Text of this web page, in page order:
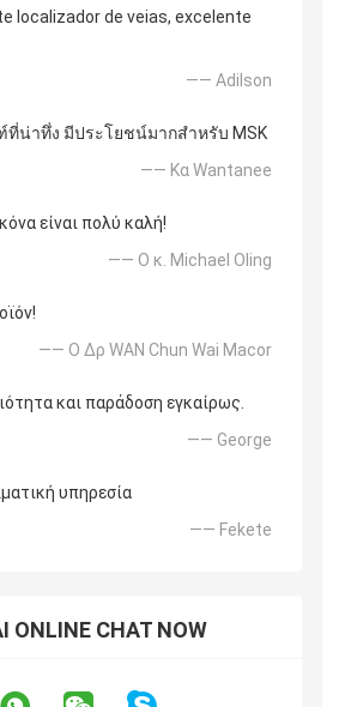
localizador de veias, excelente
—— Adilson
น่าทึ่ง มีประโยชน์มากสำหรับ MSK
—— Κα Wantanee
είναι πολύ καλή!
—— Ο κ. Michael Oling
—— Ο Δρ WAN Chun Wai Macor
και παράδοση εγκαίρως.
—— George
υπηρεσία
—— Fekete
ONLINE CHAT NOW